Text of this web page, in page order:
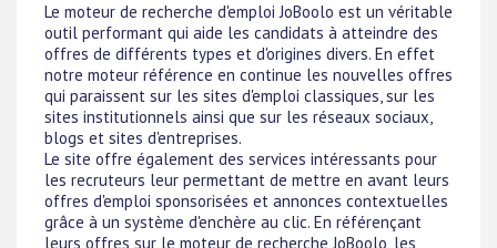
Le moteur de recherche d'emploi JoBoolo est un véritable
outil performant qui aide les candidats à atteindre des
offres de différents types et d'origines divers. En effet
notre moteur référence en continue les nouvelles offres
qui paraissent sur les sites d'emploi classiques, sur les
sites institutionnels ainsi que sur les réseaux sociaux,
blogs et sites d'entreprises.
Le site offre également des services intéressants pour
les recruteurs leur permettant de mettre en avant leurs
offres d'emploi sponsorisées et annonces contextuelles
grâce à un système d'enchère au clic. En référençant
leurs offres sur le moteur de recherche JoBoolo, les